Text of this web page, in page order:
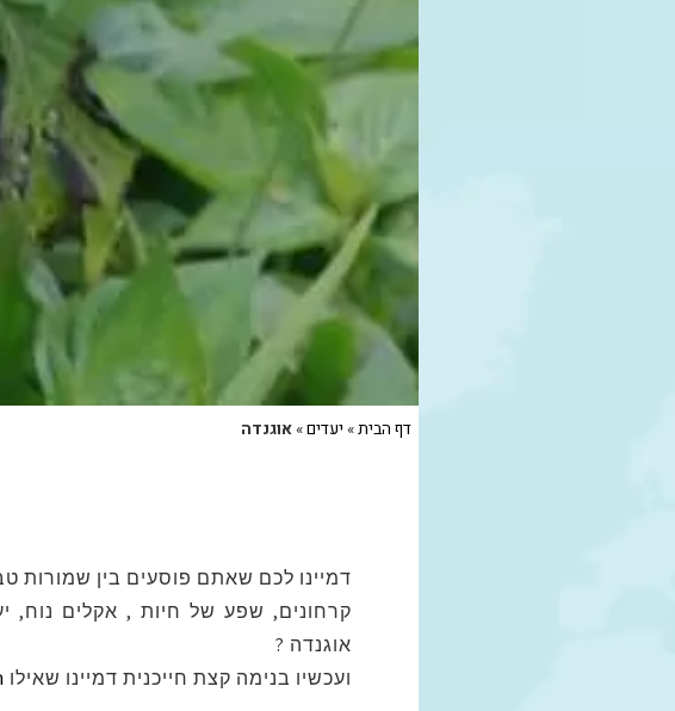
דף הבית» יעדים»אוגנדה
דמיינו לכם שאתם פוסעים בין שמורות
קרחונים, שפע של חיות , אקלים נוח,
אוגנדה ?
ועכשיו בנימה קצת חייכנית דמיינו שאילו